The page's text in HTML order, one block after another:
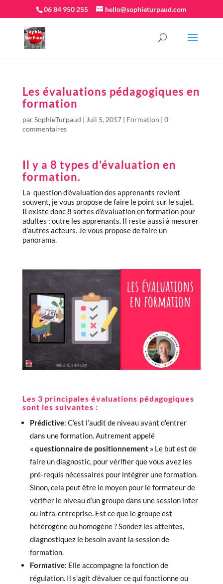
06 84 950 255 hello@sophieturpaud.com
Les évaluations pédagogiques en
formation
parSophieTurpaud | Juil 5, 2017| Formation | 0
commentaires
Il y a 8 types d’évaluation en
formation.
La question d’évaluation des apprenants revient
souvent, je vous propose de faire le point sur le sujet.
Il existe donc 8 sortes d’évaluation en formation pour
adultes : outre les apprenants. Il reste aussi à mesurer
d’autres acteurs. Je vous propose de faire un
panorama.
Les 3 principales évaluations pédagogiques
sont les suivantes :
Prédictive: C’est l’audit de niveau avant d’entrer
dans une formation. Autrement appelé
« questionnaire de positionnement »Le but est de
faire un diagnostic, pour vérifier que vous avez les
pré-requis nécessaires pour intégrer une formation.
Sinon, cela peut être le moyen pour le formateur de
vérifier le niveau d’un groupe dans une session inter
ou intra-entreprise. Est ce que le groupe est
hétérogène ou homogène ? Sondez les attentes,
diagnostiquez le besoin avant la session de
formation.
Formative: Elle accompagne la fonction de
régulation. Il s’agit d’évaluer ce qui fonctionne ou